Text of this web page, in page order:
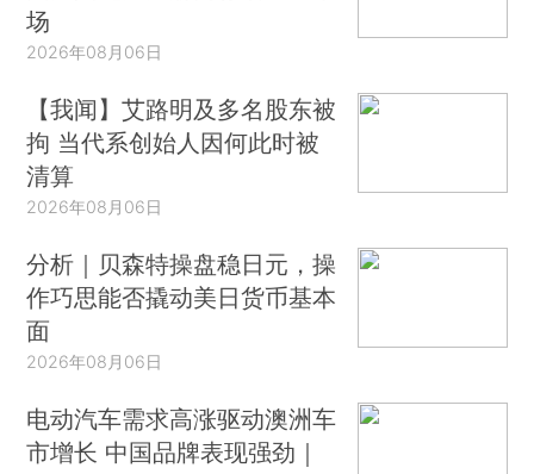
场
2026年08月06日
【我闻】艾路明及多名股东被
拘 当代系创始人因何此时被
清算
2026年08月06日
分析｜贝森特操盘稳日元，操
作巧思能否撬动美日货币基本
面
2026年08月06日
电动汽车需求高涨驱动澳洲车
市增长 中国品牌表现强劲｜